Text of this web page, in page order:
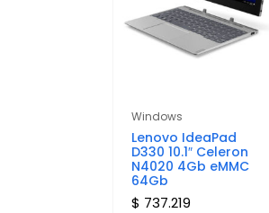
Windows
Lenovo IdeaPad
D330 10.1″ Celeron
N4020 4Gb eMMC
64Gb
$ 737.219